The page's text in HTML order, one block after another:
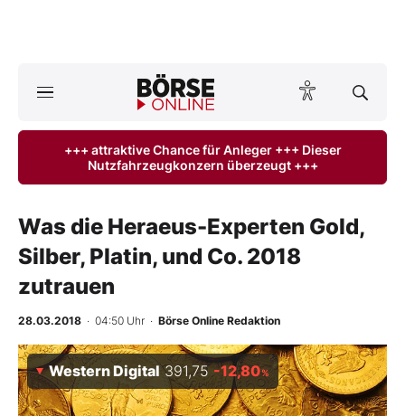
ktuelle Ausgabe BÖRSE ONLINE lesen
Anlageprodukte
Finanz-Check
BO-Musterdepots
Experten
+++ attraktive Chance für Anleger +++ Dieser
Nutzfahrzeugkonzern überzeugt +++
Was die Heraeus-Experten Gold,
Silber, Platin, und Co. 2018
zutrauen
28.03.2018 · 04:50 Uhr · Börse Online Redaktion
Western Digital 391,75 -12,80%